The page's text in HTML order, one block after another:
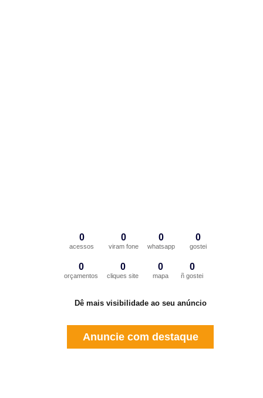
0
acessos
0
viram fone
0
whatsapp
0
gostei
0
orçamentos
0
cliques site
0
mapa
0
ñ gostei
Dê mais visibilidade ao seu anúncio
Anuncie com destaque